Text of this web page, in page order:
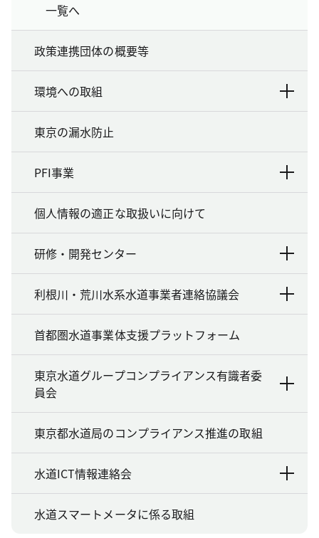
一覧へ
政策連携団体の概要等
環境への取組
東京の漏水防止
PFI事業
個人情報の適正な取扱いに向けて
研修・開発センター
利根川・荒川水系水道事業者連絡協議会
首都圏水道事業体支援プラットフォーム
東京水道グループコンプライアンス有識者委
員会
東京都水道局のコンプライアンス推進の取組
水道ICT情報連絡会
水道スマートメータに係る取組